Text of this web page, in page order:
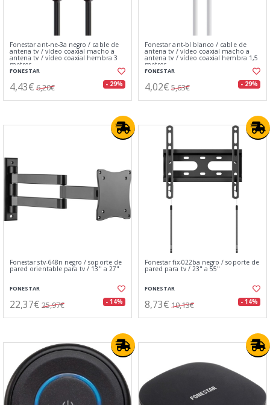
Fonestar ant-ne-3a negro / cable de
antena tv / vídeo coaxial macho a
antena tv / vídeo coaxial hembra 3
metros
FONESTAR
4,43€ 6,20€ - 29%
Fonestar ant-bl blanco / cable de
antena tv / vídeo coaxial macho a
antena tv / vídeo coaxial hembra 1,5
metros
FONESTAR
4,02€ 5,63€ - 29%
Fonestar stv-648n negro / soporte de
pared orientable para tv / 13" a 27"
FONESTAR
22,37€ 25,97€ - 14%
Fonestar fix-022ba negro / soporte de
pared para tv / 23" a 55"
FONESTAR
8,73€ 10,13€ - 14%